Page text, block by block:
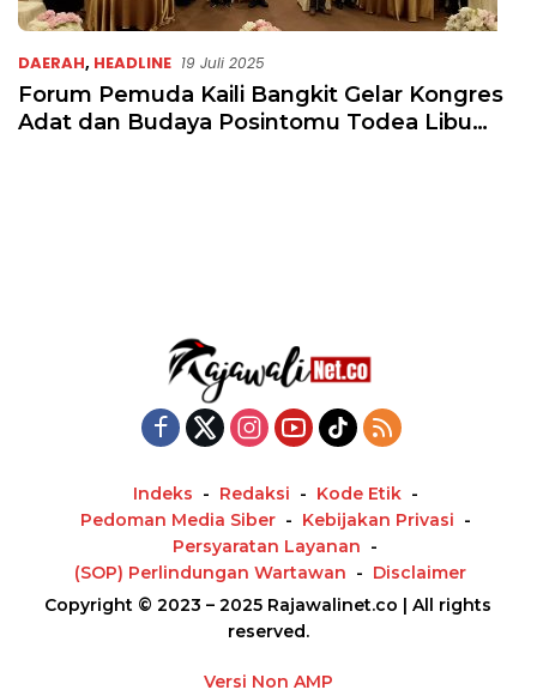
DAERAH, HEADLINE 19 Juli 2025
Forum Pemuda Kaili Bangkit Gelar Kongres
Adat dan Budaya Posintomu Todea Libu
Indeks Redaksi
Kode Etik
Pedoman Media Siber
Kebijakan Privasi
Persyaratan Layanan
(SOP) Perlindungan Wartawan
Disclaimer
Copyright © 2023 – 2025 Rajawalinet.co | All rights
reserved.
Versi Non AMP